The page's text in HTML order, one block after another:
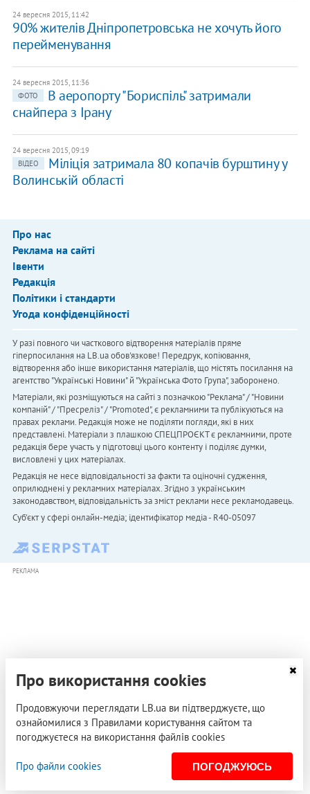
24 вересня 2015, 11:42
90% жителів Дніпропетровська не хочуть його
перейменування
24 вересня 2015, 11:36
ФОТО
В аеропорту "Бориспіль" затримали
снайпера з Ірану
24 вересня 2015, 09:19
ВІДЕО
Міліція затримала 80 копачів бурштину у
Волинській області
Про нас
Реклама на сайті
Івенти
Редакція
Політики і стандарти
Угода конфіденційності
У разі повного чи часткового відтворення матеріалів пряме
гіперпосилання на LB.ua обов'язкове! Передрук, копіювання,
відтворення або інше використання матеріалів, що містять посилання на
агентство "Українськi Новини" й "Українська Фото Група", заборонено.
Матеріали, які розміщуються на сайті з позначкою "Реклама" / "Новини
компаній" / "Пресреліз" / "Promoted", є рекламними та публікуються на
правах реклами. Редакція може не поділяти погляди, які в них
представлені. Матеріали з плашкою СПЕЦПРОЄКТ є рекламними, проте
редакція бере участь у підготовці цього контенту і поділяє думки,
висловлені у цих матеріалах.
Редакція не несе відповідальності за факти та оціночні судження,
оприлюднені у рекламних матеріалах. Згідно з українським
законодавством, відповідальність за зміст реклами несе рекламодавець.
Cуб'єкт у сфері онлайн-медіа; ідентифікатор медіа - R40-05097
РЕКЛАМА
Про використання cookies
Продовжуючи переглядати LB.ua ви підтверджуєте, що
ознайомилися з Правилами користування сайтом та
погоджуєтеся на використання файлів cookies
Про файли cookies ПОГОДЖУЮСЬ